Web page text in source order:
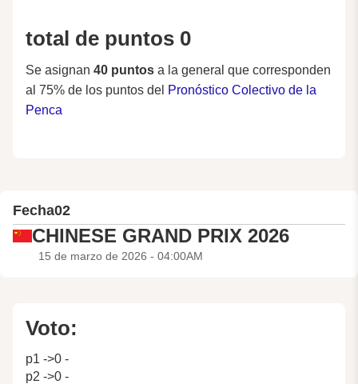
total de puntos 0
Se asignan 40 puntos a la general que corresponden
al 75% de los puntos del Pronóstico Colectivo de la
Penca
Fecha02
CHINESE GRAND PRIX 2026
15 de marzo de 2026 - 04:00AM
Voto:
p1 ->0 -
p2 ->0 -